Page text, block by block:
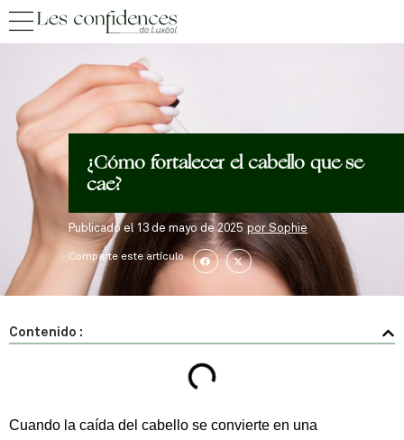
¿Cómo fortalecer el cabello que se
cae?
Publicado el13 de mayo de 2025 por Sophie
Comparte este artículo
Contenido :
Cuando la caída del cabello se convierte en una